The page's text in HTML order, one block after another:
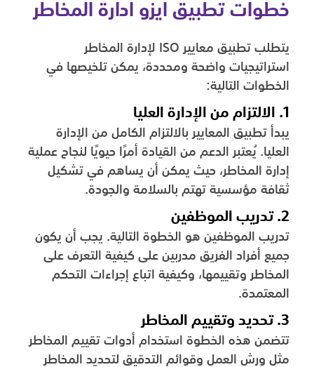
خطوات تطبيق ايزو ادارة المخاطر
يتطلب تطبيق معايير ISO لإدارة المخاطر
استراتيجيات واضحة ومحددة، يمكن تلخيصها في
الخطوات التالية:
1. الالتزام من الإدارة العليا
يبدأ تطبيق المعايير بالالتزام الكامل من الإدارة
العليا. يُعتبر الدعم من القيادة أمرًا حيويًا لنجاح عملية
إدارة المخاطر، حيث يمكن أن يساهم في تشكيل
ثقافة مؤسسية تهتم بالسلامة والجودة.
2. تدريب الموظفين
تدريب الموظفين هو الخطوة التالية. يجب أن يكون
جميع أفراد الفريق مدربين على كيفية التعرف على
المخاطر وتقييمها، وكيفية اتباع إجراءات التحكم
المعتمدة.
3. تحديد وتقييم المخاطر
تتضمن هذه الخطوة استخدام أدوات تقييم المخاطر
مثل ورش العمل وقوائم التدقيق لتحديد المخاطر